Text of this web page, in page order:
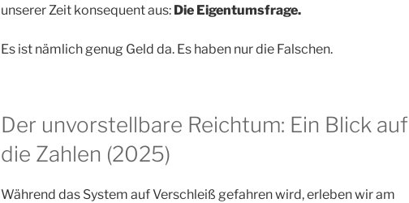
unserer Zeit konsequent aus: Die Eigentumsfrage.
Es ist nämlich genug Geld da. Es haben nur die Falschen.
Der unvorstellbare Reichtum: Ein Blick auf
die Zahlen (2025)
Während das System auf Verschleiß gefahren wird, erleben wir am